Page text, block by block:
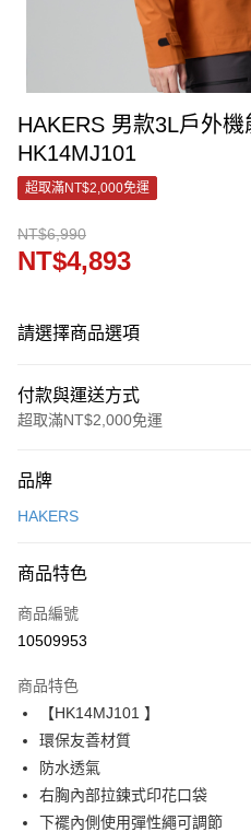
HAKERS 男款3L戶外機
HK14MJ101
超取滿NT$2,000免運
NT$6,990
NT$4,893
請選擇商品選項
付款與運送方式
超取滿NT$2,000免運
信用卡一次付款
Apple Pay
街口支付
ATM付款
運送方式
一般全家取貨
每筆NT$100
品牌
HAKERS
商品特色
商品編號
10509953
商品特色
【HK14MJ101 】
環保友善材質
防水透氣
右胸內部拉鍊式印花口袋
下襬內側使用彈性繩可調節